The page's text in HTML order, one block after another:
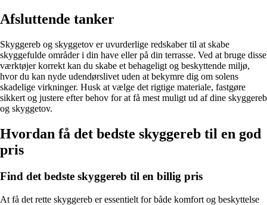
Afsluttende tanker
Skyggereb og skyggetov er uvurderlige redskaber til at skabe
skyggefulde områder i din have eller på din terrasse. Ved at bruge disse
værktøjer korrekt kan du skabe et behageligt og beskyttende miljø,
hvor du kan nyde udendørslivet uden at bekymre dig om solens
skadelige virkninger. Husk at vælge det rigtige materiale, fastgøre
sikkert og justere efter behov for at få mest muligt ud af dine skyggereb
og skyggetov.
Hvordan få det bedste skyggereb til en god
pris
Find det bedste skyggereb til en billig pris
At få det rette skyggereb er essentielt for både komfort og beskyttelse